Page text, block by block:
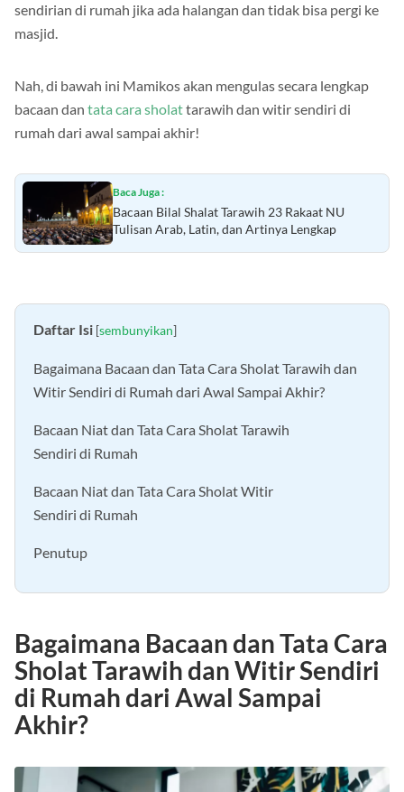
sendirian di rumah jika ada halangan dan tidak bisa pergi ke
masjid.
Nah, di bawah ini Mamikos akan mengulas secara lengkap
bacaan dan tata cara sholattarawih dan witir sendiri di
rumah dari awal sampai akhir!
Baca Juga :
Bacaan Bilal Shalat Tarawih 23 Rakaat NU
Tulisan Arab, Latin, dan Artinya Lengkap
Daftar Isi [sembunyikan]
Bagaimana Bacaan dan Tata Cara Sholat Tarawih dan
Witir Sendiri di Rumah dari Awal Sampai Akhir?
Bacaan Niat dan Tata Cara Sholat Tarawih
Sendiri di Rumah
Bacaan Niat dan Tata Cara Sholat Witir
Sendiri di Rumah
Penutup
Bagaimana Bacaan dan Tata Cara
Sholat Tarawih dan Witir Sendiri
di Rumah dari Awal Sampai
Akhir?